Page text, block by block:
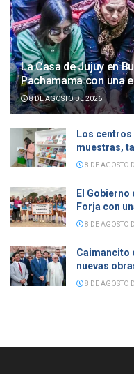
La Casa de Jujuy en
Pachamama con una
8 DE AGOSTO DE 2026
Los
muestras,
8 DE AGOSTO
El
Forja con
8 DE AGOSTO
Caimancito
nuevas
8 DE AGOSTO